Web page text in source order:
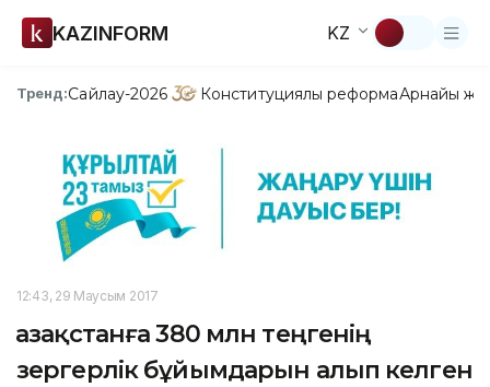
KAZINFORM KZ
Тренд:Сайлау-2026 Конституциялық реформаАрнайы
12:43, 29 Маусым 2017
Қазақстанға 380 млн теңгенің
зергерлік бұйымдарын алып келген